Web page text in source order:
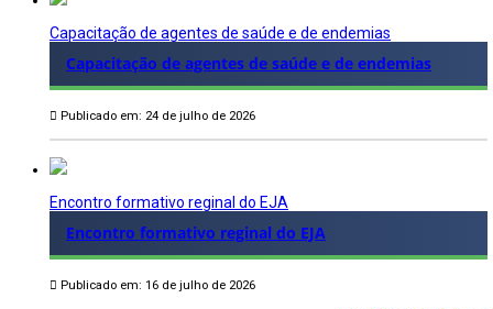
Capacitação de agentes de saúde e de endemias
Capacitação de agentes de saúde e de endemias
Publicado em: 24 de julho de 2026
Encontro formativo reginal do EJA
Encontro formativo reginal do EJA
Publicado em: 16 de julho de 2026